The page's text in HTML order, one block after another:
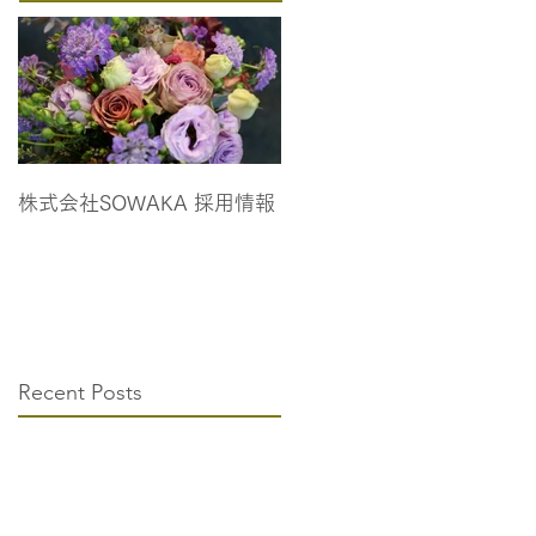
株式会社SOWAKA 採用情報
Recent Posts